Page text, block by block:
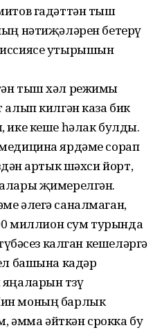
гадәттән тыш
нәтиҗәләрен бетерү
утырышын
тыш хәл режимы
килгән каза бик
ике кеше һәлак булды.
ярдәме сорап
артык шәхси йорт,
җимерелгән.
әлегә саналмаган,
миллион сум турында
калган кешеләргә
башына кадәр
төзү
моның барлык
әйткән срокка бу